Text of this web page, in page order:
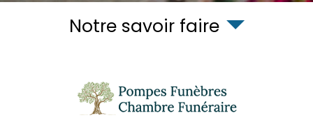
Notre savoir faire